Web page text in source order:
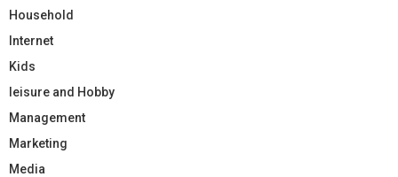
Household
Internet
Kids
leisure and Hobby
Management
Marketing
Media